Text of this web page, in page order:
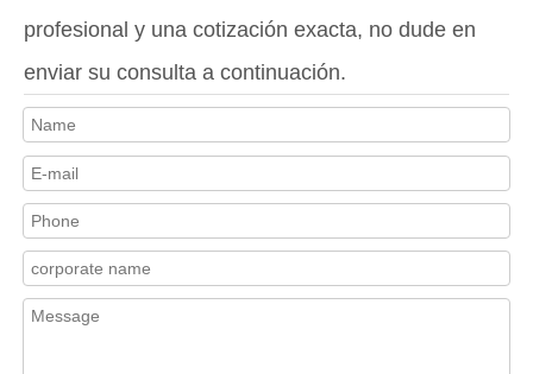
profesional y una cotización exacta, no dude en
enviar su consulta a continuación.